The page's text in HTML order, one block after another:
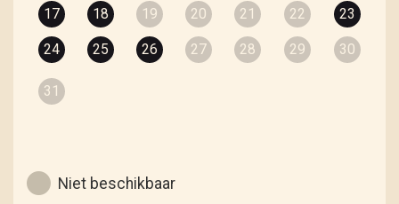
17 18 19 20 21 22 23
24 25 26 27 28 29 30
31
Niet beschikbaar